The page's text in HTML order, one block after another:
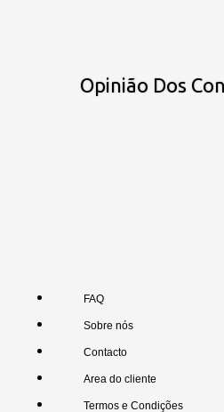
Opinião Dos
FAQ
Sobre nós
Contacto
Area do cliente
Termos e Condições